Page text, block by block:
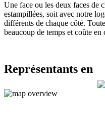
Une face ou les deux faces de
estampillées, soit avec notre
différents de chaque côté.
beaucoup de temps et coûte en
Représentants en